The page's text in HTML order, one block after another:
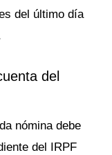
del último día
del
nómina debe
del IRPF